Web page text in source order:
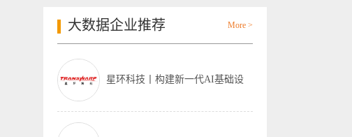
大数据企业推荐 More >
星环科技丨构建新一代AI基础设